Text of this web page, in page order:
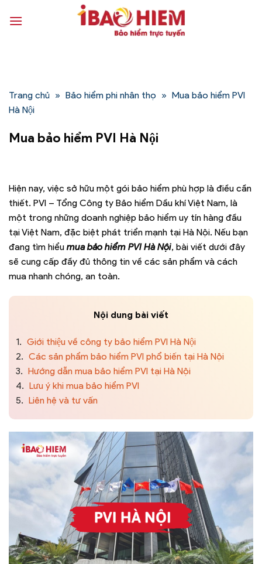
qua
Trang chủ » Bảo hiểm phi nhân thọ » Mua bảo hiểm PVI
Hà Nội
Mua bảo hiểm PVI Hà Nội
Hiện nay, việc sở hữu một gói bảo hiểm phù hợp là điều cần
thiết. PVI – Tổng Công ty Bảo hiểm Dầu khí Việt Nam, là
một trong những doanh nghiệp bảo hiểm uy tín hàng đầu
tại Việt Nam, đặc biệt phát triển mạnh tại Hà Nội. Nếu bạn
đang tìm hiểu mua bảo hiểm PVI Hà Nội, bài viết dưới đây
sẽ cung cấp đầy đủ thông tin về các sản phẩm và cách
mua nhanh chóng, an toàn.
Nội dung bài viết
1. Giới thiệu về công ty bảo hiểm PVI Hà Nội
2. Các sản phẩm bảo hiểm PVI phổ biến tại Hà Nội
3. Hướng dẫn mua bảo hiểm PVI tại Hà Nội
4. Lưu ý khi mua bảo hiểm PVI
5. Liên hệ và tư vấn